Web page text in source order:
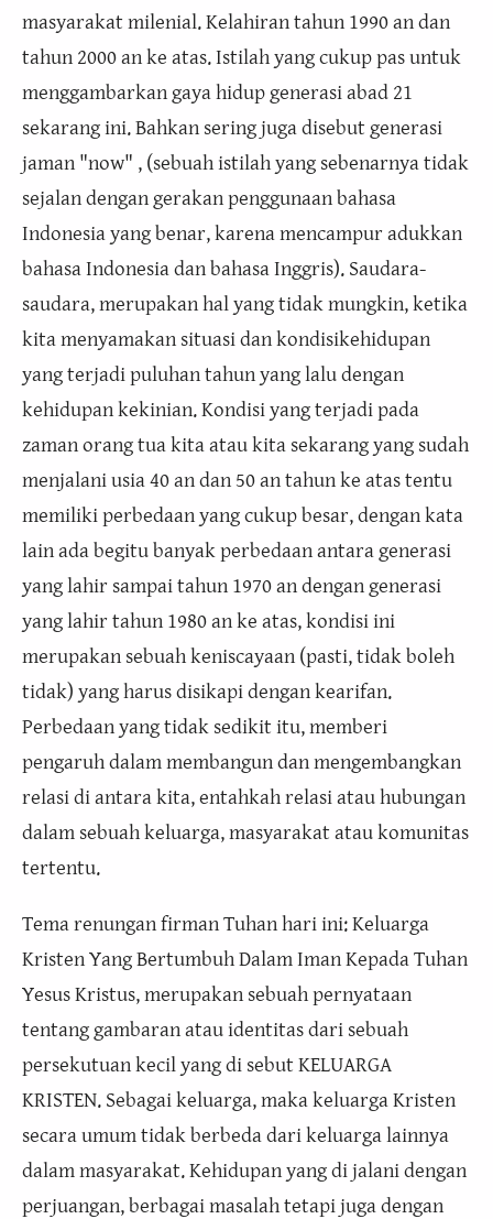
masyarakat milenial. Kelahiran tahun 1990 an dan
tahun 2000 an ke atas. Istilah yang cukup pas untuk
menggambarkan gaya hidup generasi abad 21
sekarang ini. Bahkan sering juga disebut generasi
jaman "now" , (sebuah istilah yang sebenarnya tidak
sejalan dengan gerakan penggunaan bahasa
Indonesia yang benar, karena mencampur adukkan
bahasa Indonesia dan bahasa Inggris). Saudara-
saudara, merupakan hal yang tidak mungkin, ketika
kita menyamakan situasi dan kondisikehidupan
yang terjadi puluhan tahun yang lalu dengan
kehidupan kekinian. Kondisi yang terjadi pada
zaman orang tua kita atau kita sekarang yang sudah
menjalani usia 40 an dan 50 an tahun ke atas tentu
memiliki perbedaan yang cukup besar, dengan kata
lain ada begitu banyak perbedaan antara generasi
yang lahir sampai tahun 1970 an dengan generasi
yang lahir tahun 1980 an ke atas, kondisi ini
merupakan sebuah keniscayaan (pasti, tidak boleh
tidak) yang harus disikapi dengan kearifan.
Perbedaan yang tidak sedikit itu, memberi
pengaruh dalam membangun dan mengembangkan
relasi di antara kita, entahkah relasi atau hubungan
dalam sebuah keluarga, masyarakat atau komunitas
tertentu.
Tema renungan firman Tuhan hari ini: Keluarga
Kristen Yang Bertumbuh Dalam Iman Kepada Tuhan
Yesus Kristus, merupakan sebuah pernyataan
tentang gambaran atau identitas dari sebuah
persekutuan kecil yang di sebut KELUARGA
KRISTEN. Sebagai keluarga, maka keluarga Kristen
secara umum tidak berbeda dari keluarga lainnya
dalam masyarakat. Kehidupan yang di jalani dengan
perjuangan, berbagai masalah tetapi juga dengan